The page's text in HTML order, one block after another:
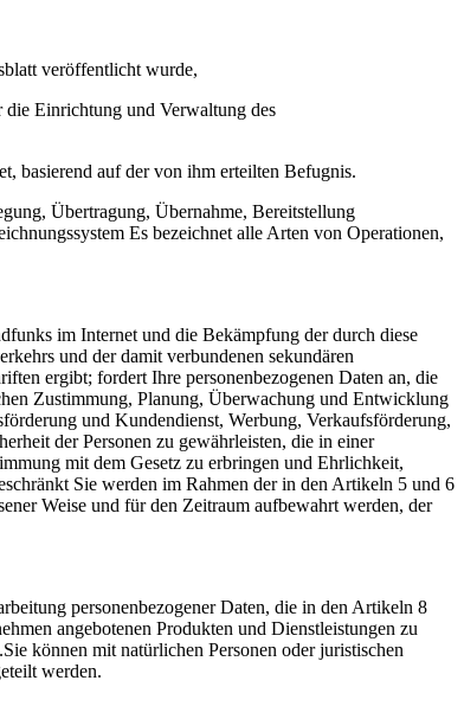
veröffentlicht wurde,
Einrichtung und Verwaltung des
basierend auf der von ihm erteilten Befugnis.
Übertragung, Übernahme, Bereitstellung
Es bezeichnet alle Arten von Operationen,
im Internet und die Bekämpfung der durch diese
und der damit verbundenen sekundären
ergibt; fordert Ihre personenbezogenen Daten an, die
Zustimmung, Planung, Überwachung und Entwicklung
und Kundendienst, Werbung, Verkaufsförderung,
der Personen zu gewährleisten, die in einer
mit dem Gesetz zu erbringen und Ehrlichkeit,
Sie werden im Rahmen der in den Artikeln 5 und 6
Weise und für den Zeitraum aufbewahrt werden, der
personenbezogener Daten, die in den Artikeln 8
angebotenen Produkten und Dienstleistungen zu
können mit natürlichen Personen oder juristischen
werden.